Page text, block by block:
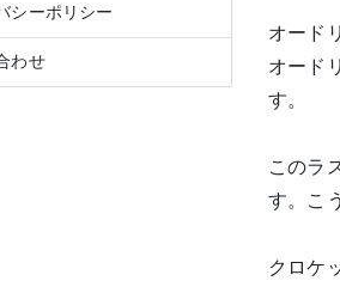
オード
オード
す。
このラ
す。こ
クロケ
シーポリシー
わせ